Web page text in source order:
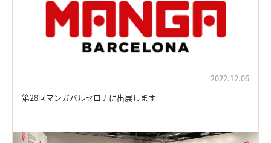
2022.12.06
第28回マンガバルセロナに出展します